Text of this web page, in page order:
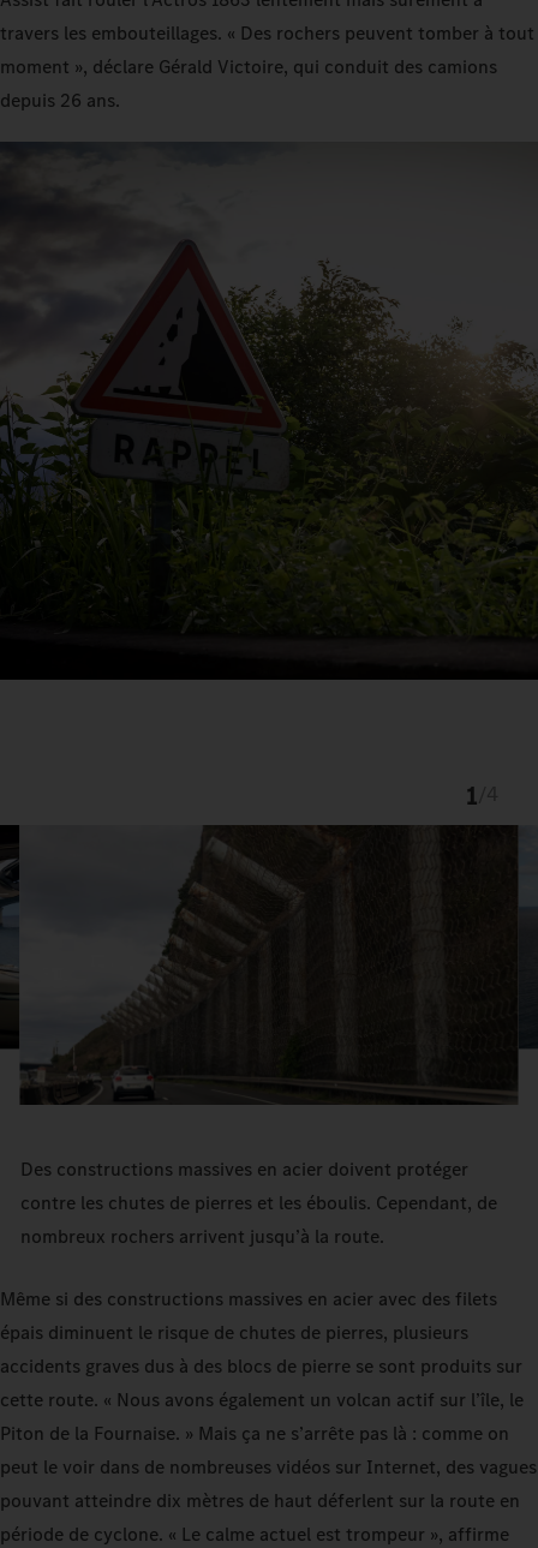
travers les embouteillages. « Des rochers peuvent tomber à tout
moment », déclare Gérald Victoire, qui conduit des camions
depuis 26 ans.
1
Des constructions massives en acier doivent protéger
contre les chutes de pierres et les éboulis. Cependant, de
nombreux rochers arrivent jusqu’à la route.
Même si des constructions massives en acier avec des filets
épais diminuent le risque de chutes de pierres, plusieurs
accidents graves dus à des blocs de pierre se sont produits sur
cette route. « Nous avons également un volcan actif sur l’île, le
Piton de la Fournaise. » Mais ça ne s’arrête pas là : comme on
peut le voir dans de nombreuses vidéos sur Internet, des vagues
pouvant atteindre dix mètres de haut déferlent sur la route en
période de cyclone. « Le calme actuel est trompeur », affirme